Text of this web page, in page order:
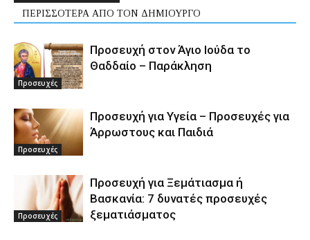
ΠΕΡΙΣΣΟΤΕΡΑ ΑΠΟ ΤΟΝ ΔΗΜΙΟΥΡΓΟ
Προσευχές
Προσευχή στον Άγιο Ιούδα το
Θαδδαίο – Παράκληση
Προσευχές
Προσευχή για Υγεία – Προσευχές για
Άρρωστους και Παιδιά
Προσευχές
Προσευχή για Ξεμάτιασμα ή
Βασκανία: 7 δυνατές προσευχές
ξεματιάσματος